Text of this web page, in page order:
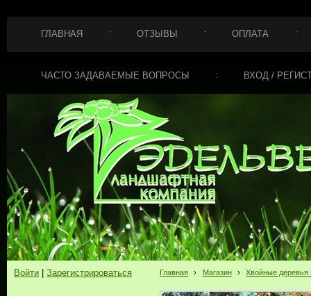
ГЛАВНАЯ ОТЗЫВЫ ОПЛАТА
ЧАСТО ЗАДАВАЕМЫЕ ВОПРОСЫ ВХОД /
Войти Зарегистрироваться Главная › Магазин › Хвойные деревья